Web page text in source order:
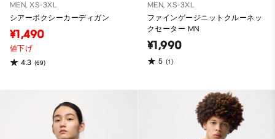
MEN, XS-3XL
シアーボクシーカーディガン
¥1,490
値下げ
4.3 (69)
MEN, XS-3XL
ファインゲージニットクルーネッ
クセーター MN
¥1,990
5 (1)